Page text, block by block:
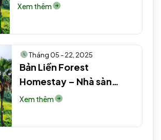
truyền thống người Tày
Xem thêm
Tháng 05 - 22, 2025
Bản Liền Forest
Homestay – Nhà sàn
truyền thống người Tày
Xem thêm